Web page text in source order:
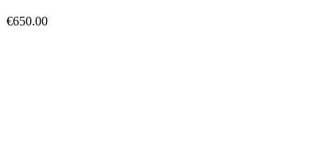
€650.00